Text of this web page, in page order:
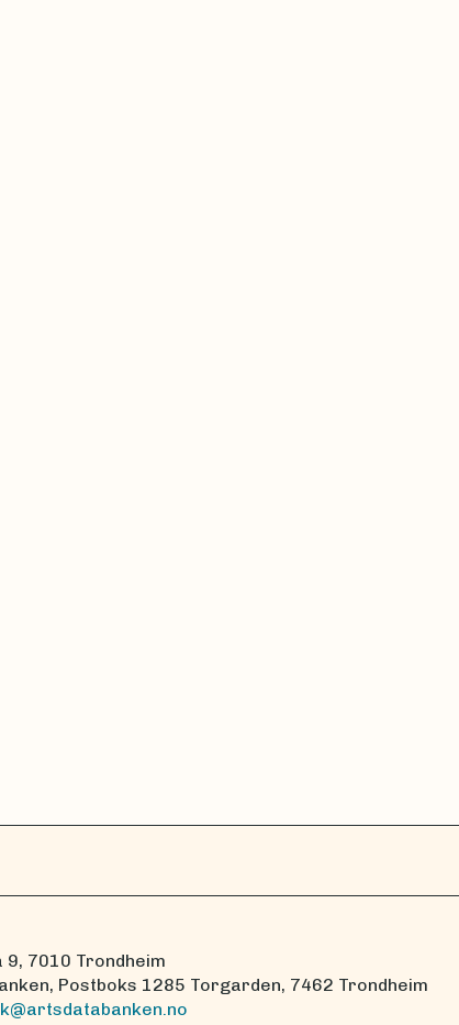
9, 7010 Trondheim
Postboks 1285 Torgarden, 7462 Trondheim